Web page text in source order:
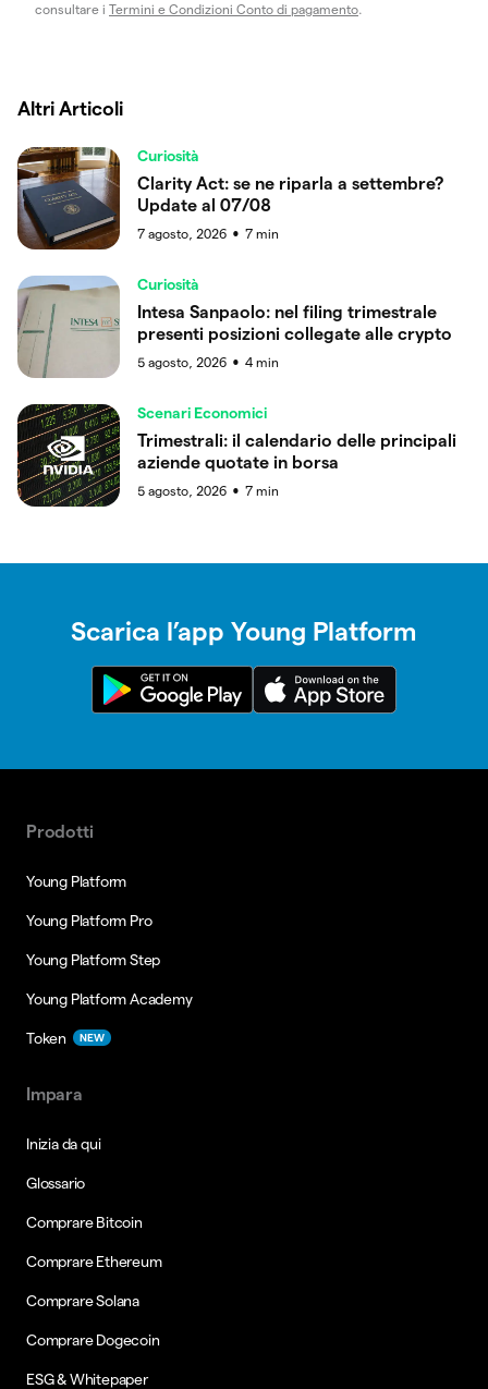
consultare i Termini e Condizioni Conto di pagamento
Altri Articoli
Curiosità
Clarity Act: se ne riparla a settembre?
Update al 07/08
7 agosto, 2026 ● 7 min
Curiosità
Intesa Sanpaolo: nel filing trimestrale
presenti posizioni collegate alle crypto
5 agosto, 2026 ● 4 min
Scenari Economici
Trimestrali: il calendario delle principali
aziende quotate in borsa
5 agosto, 2026 ● 7 min
Scarica l’app Young Platform
Prodotti
Young Platform
Young Platform Pro
Young Platform Step
Young Platform Academy
Token NEW
Impara
Inizia da qui
Glossario
Comprare Bitcoin
Comprare Ethereum
Comprare Solana
Comprare Dogecoin
ESG & Whitepaper